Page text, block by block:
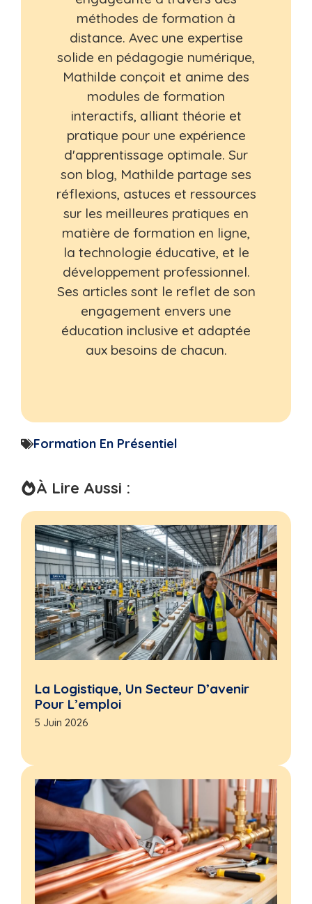
méthodes de formation à
distance. Avec une expertise
solide en pédagogie numérique,
Mathilde conçoit et anime des
modules de formation
interactifs, alliant théorie et
pratique pour une expérience
d'apprentissage optimale. Sur
son blog, Mathilde partage ses
réflexions, astuces et ressources
sur les meilleures pratiques en
matière de formation en ligne,
la technologie éducative, et le
développement professionnel.
Ses articles sont le reflet de son
engagement envers une
éducation inclusive et adaptée
aux besoins de chacun.
Formation En Présentiel
À Lire Aussi :
La Logistique, Un Secteur D’avenir
Pour L’emploi
5 Juin 2026